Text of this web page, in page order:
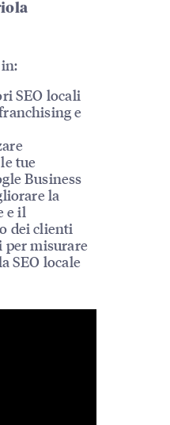
SEO locali
e
tue
Business
la
e il
dei clienti
misurare
SEO locale